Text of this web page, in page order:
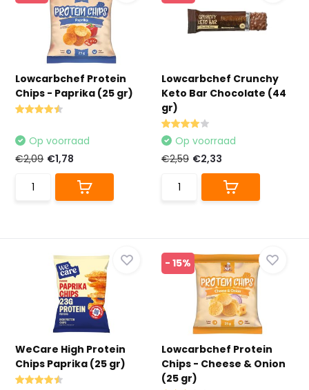
Lowcarbchef Protein
Chips - Paprika (25 gr)
Op voorraad
€2,09 €1,78
Lowcarbchef Crunchy
Keto Bar Chocolate (44
gr)
Op voorraad
€2,59 €2,33
WeCare High Protein
Chips Paprika (25 gr)
- 15%
Lowcarbchef Protein
Chips - Cheese & Onion
(25 gr)